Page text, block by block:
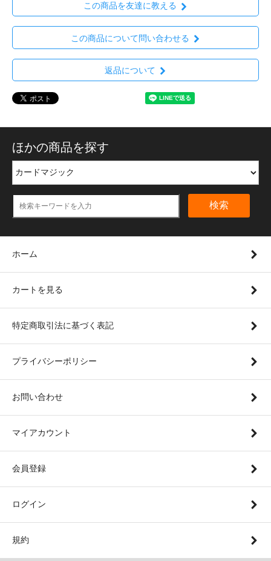
この商品を友達に教える
この商品について問い合わせる
返品について
ほかの商品を探す
検索
ホーム
カートを見る
特定商取引法に基づく表記
プライバシーポリシー
お問い合わせ
マイアカウント
会員登録
ログイン
規約